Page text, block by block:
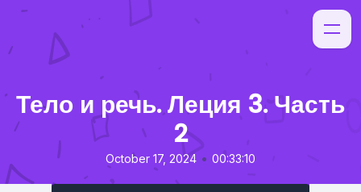
Тело и речь. Леция 3. Часть
2
October 17, 2024 • 00:33:10